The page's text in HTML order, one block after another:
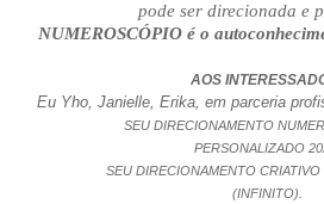
pode ser direcionada e
NUMEROSCÓPIO é o
AOS
Eu Yho, Janielle, Erika, em parceria
SEU DIRECIONAMENTO
PERSONALIZADO
SEU DIRECIONAMENTO CRIATIVO
(INFINITO).